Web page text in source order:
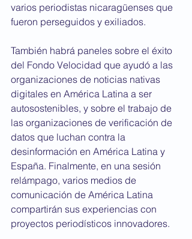
varios periodistas nicaragüenses que
fueron perseguidos y exiliados.
También habrá paneles sobre el éxito
del Fondo Velocidad que ayudó a las
organizaciones de noticias nativas
digitales en América Latina a ser
autosostenibles, y sobre el trabajo de
las organizaciones de verificación de
datos que luchan contra la
desinformación en América Latina y
España. Finalmente, en una sesión
relámpago, varios medios de
comunicación de América Latina
compartirán sus experiencias con
proyectos periodísticos innovadores.